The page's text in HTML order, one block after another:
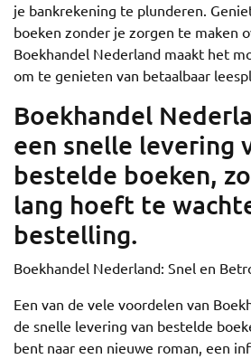
je bankrekening te plunderen.
boeken zonder je zorgen te maken
Boekhandel Nederland maakt het
om te genieten van betaalbaar
Boekhandel
een snelle levering
bestelde boeken,
lang hoeft te
bestelling.
Boekhandel Nederland: Snel en
Een van de vele voordelen van
de snelle levering van bestelde
bent naar een nieuwe roman, een